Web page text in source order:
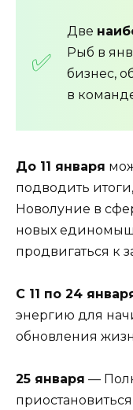
Две
Рыб в
бизнес,
в
До 11 января
подводить
Новолуние в
новых
продвигаться к
С 11 по 24
энергию для
обновления
25 января —